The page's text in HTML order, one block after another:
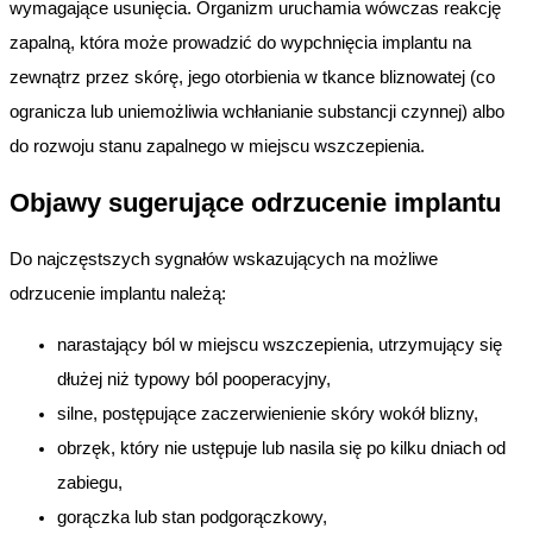
wymagające usunięcia. Organizm uruchamia wówczas reakcję
zapalną, która może prowadzić do wypchnięcia implantu na
zewnątrz przez skórę, jego otorbienia w tkance bliznowatej (co
ogranicza lub uniemożliwia wchłanianie substancji czynnej) albo
do rozwoju stanu zapalnego w miejscu wszczepienia.
Objawy sugerujące odrzucenie implantu
Do najczęstszych sygnałów wskazujących na możliwe
odrzucenie implantu należą:
narastający ból w miejscu wszczepienia, utrzymujący się
dłużej niż typowy ból pooperacyjny,
silne, postępujące zaczerwienienie skóry wokół blizny,
obrzęk, który nie ustępuje lub nasila się po kilku dniach od
zabiegu,
gorączka lub stan podgorączkowy,